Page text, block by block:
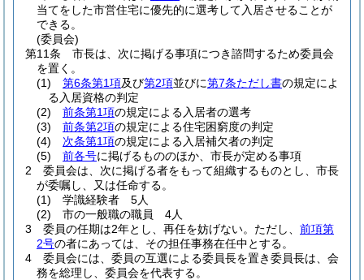
当てをした市営住宅に優先的に選考して入居させることが
できる。
(委員会)
第11条
市長は、次に掲げる事項につき諮問するため委員会
を置く。
(1)
第6条第1項及び第2項並びに第7条ただし書の規定によ
る入居資格の判定
(2)
前条第1項の規定による入居者の選考
(3)
前条第2項の規定による住宅困窮度の判定
(4)
次条第1項の規定による入居補欠者の判定
(5)
前各号に掲げるもののほか、市長が定める事項
2
委員会は、次に掲げる者をもって組織するものとし、市長
が委嘱し、又は任命する。
(1)
学識経験者 5人
(2)
市の一般職の職員 4人
3
委員の任期は2年とし、再任を妨げない。 ただし、 前項第
2号の者にあっては、その担任事務在任中とする。
4
委員会には、委員の互選による委員長を置き委員長は、会
務を総理し、委員会を代表する。